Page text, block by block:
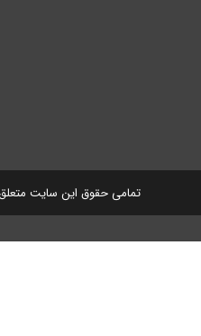
تمامی حقوق این سایت